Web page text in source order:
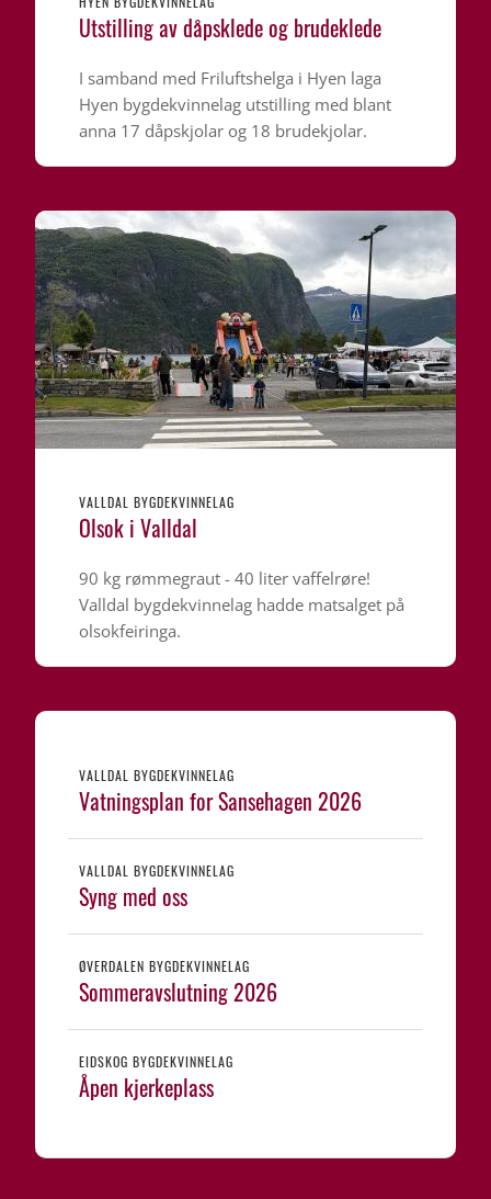
Utstilling av dåpsklede og brudeklede
I samband med Friluftshelga i Hyen laga
Hyen bygdekvinnelag utstilling med blant
anna 17 dåpskjolar og 18 brudekjolar.
VALLDAL BYGDEKVINNELAG
Olsok i Valldal
90 kg rømmegraut - 40 liter vaffelrøre!
Valldal bygdekvinnelag hadde matsalget på
olsokfeiringa.
VALLDAL BYGDEKVINNELAG
Vatningsplan for Sansehagen 2026
VALLDAL BYGDEKVINNELAG
Syng med oss
ØVERDALEN BYGDEKVINNELAG
Sommeravslutning 2026
EIDSKOG BYGDEKVINNELAG
Åpen kjerkeplass